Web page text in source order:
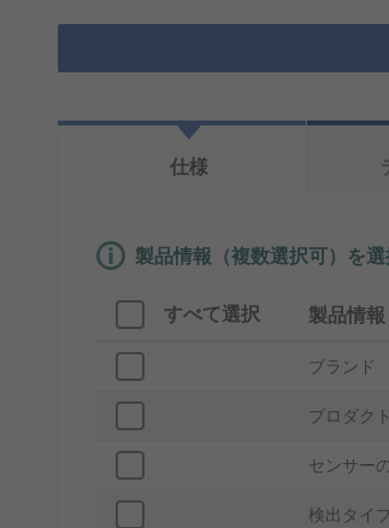
仕様
製品情報（複数選択可）を
すべて選択 製品情報
ブランド
プロダク
センサー
検出タイプ